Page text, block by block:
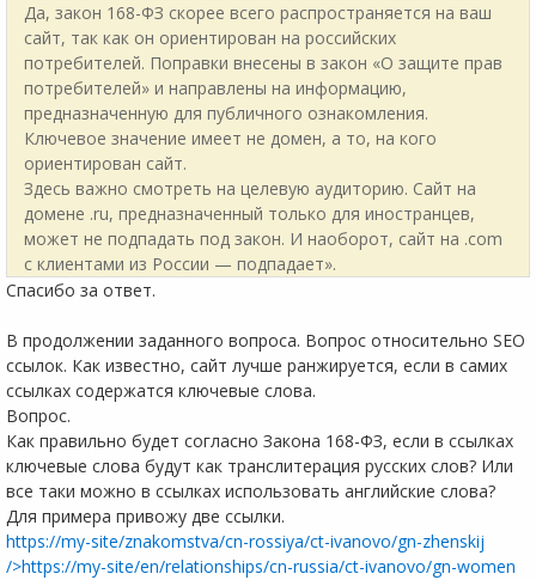
Да, закон 168-ФЗ скорее всего распространяется на ваш
сайт, так как он ориентирован на российских
потребителей. Поправки внесены в закон «О защите прав
потребителей» и направлены на информацию,
предназначенную для публичного ознакомления.
Ключевое значение имеет не домен, а то, на кого
ориентирован сайт.
Здесь важно смотреть на целевую аудиторию. Сайт на
домене .ru, предназначенный только для иностранцев,
может не подпадать под закон. И наоборот, сайт на .com
с клиентами из России — подпадает».
Спасибо за ответ.
В продолжении заданного вопроса. Вопрос относительно SEO
ссылок. Как известно, сайт лучше ранжируется, если в самих
ссылках содержатся ключевые слова.
Вопрос.
Как правильно будет согласно Закона 168-ФЗ, если в ссылках
ключевые слова будут как транслитерация русских слов? Или
все таки можно в ссылках использовать английские слова?
Для примера привожу две ссылки.
https://my-site/znakomstva/cn-rossiya/ct-ivanovo/gn-zhenskij
/>https://my-site/en/relationships/cn-russia/ct-ivanovo/gn-women